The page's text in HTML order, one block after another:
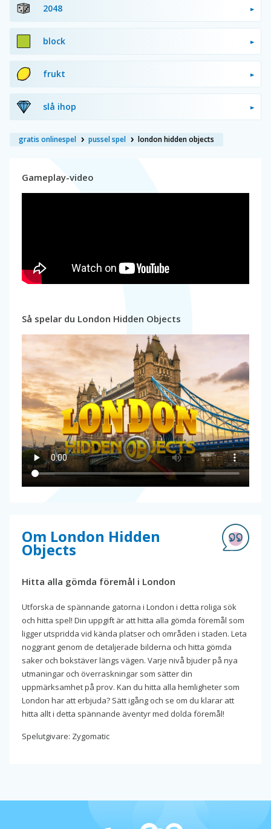
2048
block
frukt
slå ihop
gratis onlinespel pussel spel london hidden objects
Gameplay-video
Så spelar du London Hidden Objects
Om London Hidden
Objects
Hitta alla gömda föremål i London
Utforska de spännande gatorna i London i detta roliga sök
och hitta spel! Din uppgift är att hitta alla gömda föremål som
ligger utspridda vid kända platser och områden i staden. Leta
noggrant genom de detaljerade bilderna och hitta gömda
saker och bokstäver längs vägen. Varje nivå bjuder på nya
utmaningar och överraskningar som sätter din
uppmärksamhet på prov. Kan du hitta alla hemligheter som
London har att erbjuda? Sätt igång och se om du klarar att
hitta allt i detta spännande äventyr med dolda föremål!
Spelutgivare: Zygomatic